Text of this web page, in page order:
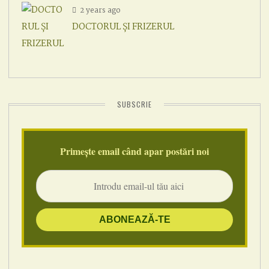
2 years ago
DOCTORUL ȘI FRIZERUL
SUBSCRIE
Primește email când apar postări noi